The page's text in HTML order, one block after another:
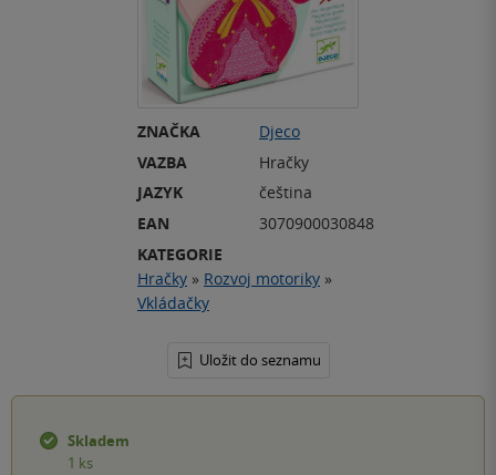
ZNAČKA
Djeco
VAZBA
Hračky
JAZYK
čeština
EAN
3070900030848
KATEGORIE
Hračky » Rozvoj motoriky »
Vkládačky
Uložit do seznamu
Skladem
1 ks